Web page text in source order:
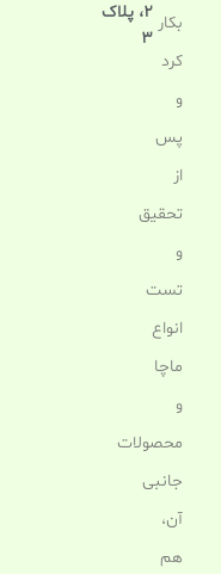
بکار
کرد
و
پس
از
تحقیق
و
تست
انواع
ماچا
و
محصولات
جانبی
آن،
هم
2، پلاک
3